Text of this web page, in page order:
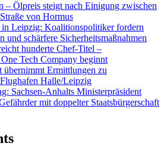
– Ölpreis steigt nach Einigung zwischen
von Hormus
Leipzig: Koalitionspolitiker fordern
und schärfere Sicherheitsmaßnahmen
hunderte Chef-Titel –
Tech Company beginnt
übernimmt Ermittlungen zu
Halle/Leipzig
Sachsen-Anhalts Ministerpräsident
mit doppelter Staatsbürgerschaft